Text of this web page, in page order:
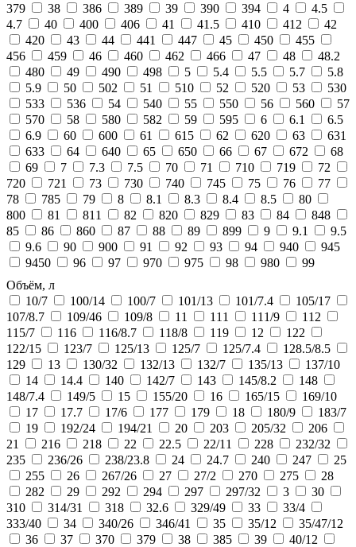
379
38 386 389 39 390 394 4
4.5
4.7
40 400 406 41 41.5 410 412
42
420
43 44 441 447 45 450
455
456
459 46 460 462 466 47 48
48.2
480
49 490 498 5 5.4 5.5 5.7
5.8
5.9
50 502 51 510 52 520 53
530
533
536 54 540 55 550 56 560
57
570
58 580 582 59 595 6 6.1
6.5
6.9
60 600 61 615 62 620 63
631
633
64 640 65 650 66 67 672
68
69
7 7.3 7.5 70 71 710 719
72
720
721 73 730 740 745 75 76
77
78
785 79 8 8.1 8.3 8.4 8.5
80
800
81 811 82 820 829 83 84
848
85
86 860 87 88 89 899 9 9.1
9.5
9.6
90 900 91 92 93 94 940
945
9450
96 97 970 975 98 980
99
Объём, л
10/7
100/14 100/7 101/13 101/7.4
105/17
107/8.7
109/46 109/8 11 111 111/9
112
115/7
116 116/8.7 118/8 119 12
122
122/15
123/7 125/13 125/7 125/7.4
128.5/8.5
129
13 130/32 132/13 132/7 135/13
137/10
14
14.4 140 142/7 143 145/8.2
148
148/7.4
149/5 15 155/20 16 165/15
169/10
17
17.7 17/6 177 179 18 180/9
183/7
19
192/24 194/21 20 203 205/32
206
21
216 218 22 22.5 22/11 228
232/32
235
236/26 238/23.8 24 24.7 240 247
25
255
26 267/26 27 27/2 270 275
28
282
29 292 294 297 297/32 3
30
310
314/31 318 32.6 329/49 33
33/4
333/40
34 340/26 346/41 35 35/12
35/47/12
36
37 370 379 38 385 39
40/12